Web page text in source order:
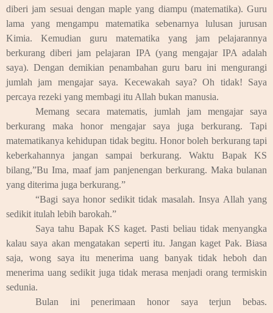
diberi jam sesuai dengan maple yang diampu (matematika). Guru
lama yang mengampu matematika sebenarnya lulusan jurusan
Kimia. Kemudian guru matematika yang jam pelajarannya
berkurang diberi jam pelajaran IPA (yang mengajar IPA adalah
saya). Dengan demikian penambahan guru baru ini mengurangi
jumlah jam mengajar saya. Kecewakah saya? Oh tidak! Saya
percaya rezeki yang membagi itu Allah bukan manusia.
Memang secara matematis, jumlah jam mengajar saya
berkurang maka honor mengajar saya juga berkurang. Tapi
matematikanya kehidupan tidak begitu. Honor boleh berkurang tapi
keberkahannya jangan sampai berkurang. Waktu Bapak KS
bilang,”Bu Ima, maaf jam panjenengan berkurang. Maka bulanan
yang diterima juga berkurang.”
“Bagi saya honor sedikit tidak masalah. Insya Allah yang
sedikit itulah lebih barokah.”
Saya tahu Bapak KS kaget. Pasti beliau tidak menyangka
kalau saya akan mengatakan seperti itu. Jangan kaget Pak. Biasa
saja, wong saya itu menerima uang banyak tidak heboh dan
menerima uang sedikit juga tidak merasa menjadi orang termiskin
sedunia.
Bulan ini penerimaan honor saya terjun bebas.